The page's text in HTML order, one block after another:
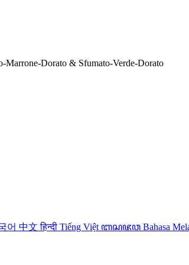
Dorato & Sfumato-Verde-Dorato
어 中文हिन्दी Tiếng Việt ꦧꦱꦗꦮ Bahasa